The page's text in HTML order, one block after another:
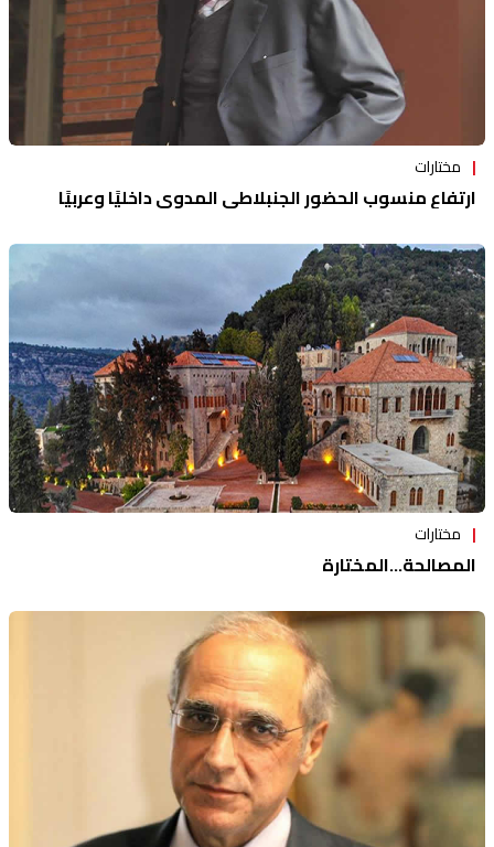
مختارات
ارتفاع منسوب الحضور الجنبلاطي المدوي داخليًا وعربيًا
مختارات
المصالحة...المختارة